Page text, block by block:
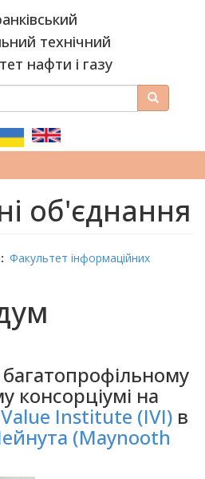
технічний
нафти і газу
Пошук
об'єднання
Факультет інформаційних
консорціумі на
Institute (IVI) в
(Maynooth